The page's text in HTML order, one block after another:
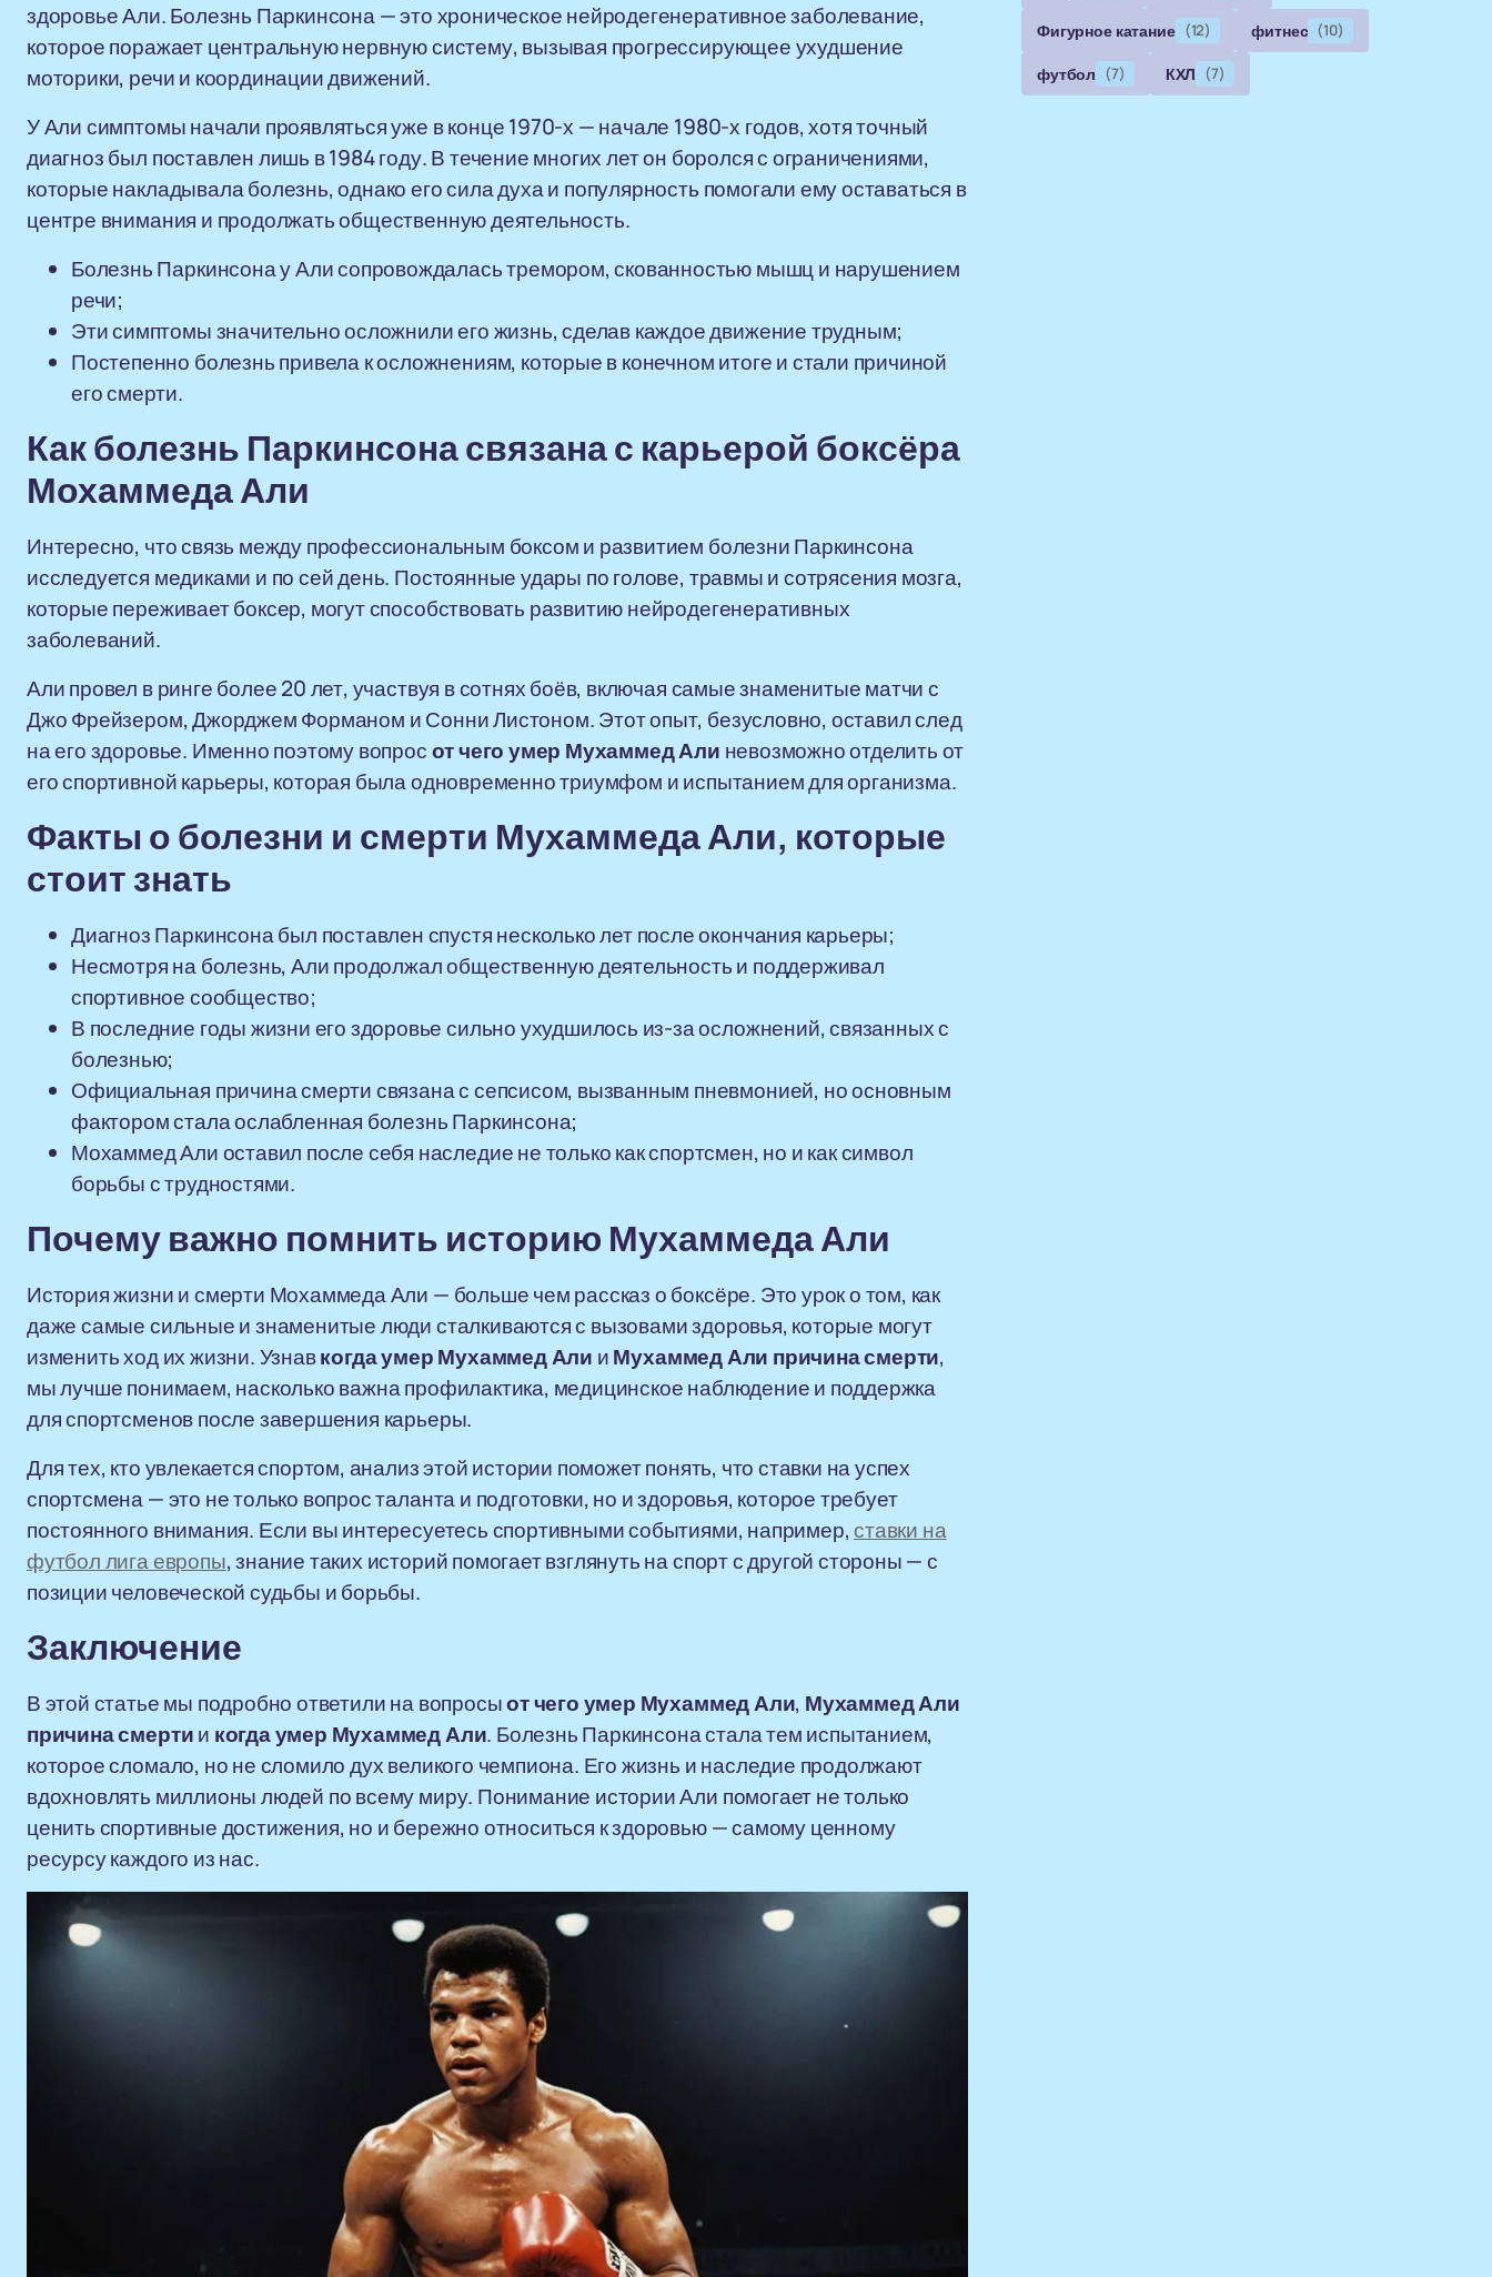
здоровье Али. Болезнь Паркинсона — это хроническое нейродегенеративное заболевание,
которое поражает центральную нервную систему, вызывая прогрессирующее ухудшение
моторики, речи и координации движений.
У Али симптомы начали проявляться уже в конце 1970-х — начале 1980-х годов, хотя точный
диагноз был поставлен лишь в 1984 году. В течение многих лет он боролся с ограничениями,
которые накладывала болезнь, однако его сила духа и популярность помогали ему оставаться в
центре внимания и продолжать общественную деятельность.
Болезнь Паркинсона у Али сопровождалась тремором, скованностью мышц и нарушением
речи;
Эти симптомы значительно осложнили его жизнь, сделав каждое движение трудным;
Постепенно болезнь привела к осложнениям, которые в конечном итоге и стали причиной
его смерти.
Как болезнь Паркинсона связана с карьерой боксёра
Мохаммеда Али
Интересно, что связь между профессиональным боксом и развитием болезни Паркинсона
исследуется медиками и по сей день. Постоянные удары по голове, травмы и сотрясения мозга,
которые переживает боксер, могут способствовать развитию нейродегенеративных
заболеваний.
Али провел в ринге более 20 лет, участвуя в сотнях боёв, включая самые знаменитые матчи с
Джо Фрейзером, Джорджем Форманом и Сонни Листоном. Этот опыт, безусловно, оставил след
на его здоровье. Именно поэтому вопросот чего умер Мухаммед Али невозможно отделить от
его спортивной карьеры, которая была одновременно триумфом и испытанием для организма.
Факты о болезни и смерти Мухаммеда Али, которые
стоит знать
Диагноз Паркинсона был поставлен спустя несколько лет после окончания карьеры;
Несмотря на болезнь, Али продолжал общественную деятельность и поддерживал
спортивное сообщество;
В последние годы жизни его здоровье сильно ухудшилось из-за осложнений, связанных с
болезнью;
Официальная причина смерти связана с сепсисом, вызванным пневмонией, но основным
фактором стала ослабленная болезнь Паркинсона;
Мохаммед Али оставил после себя наследие не только как спортсмен, но и как символ
борьбы с трудностями.
Почему важно помнить историю Мухаммеда Али
История жизни и смерти Мохаммеда Али — больше чем рассказ о боксёре. Это урок о том, как
даже самые сильные и знаменитые люди сталкиваются с вызовами здоровья, которые могут
изменить ход их жизни. Узнавкогда умер Мухаммед Али иМухаммед Али причина смерти,
мы лучше понимаем, насколько важна профилактика, медицинское наблюдение и поддержка
для спортсменов после завершения карьеры.
Для тех, кто увлекается спортом, анализ этой истории поможет понять, что ставки на успех
спортсмена — это не только вопрос таланта и подготовки, но и здоровья, которое требует
постоянного внимания. Если вы интересуетесь спортивными событиями, например,ставки на
футбол лига европы, знание таких историй помогает взглянуть на спорт с другой стороны — с
позиции человеческой судьбы и борьбы.
Заключение
В этой статье мы подробно ответили на вопросыот чего умер Мухаммед Али, Мухаммед Али
причина смертии когда умер Мухаммед Али. Болезнь Паркинсона стала тем испытанием,
которое сломало, но не сломило дух великого чемпиона. Его жизнь и наследие продолжают
вдохновлять миллионы людей по всему миру. Понимание истории Али помогает не только
ценить спортивные достижения, но и бережно относиться к здоровью — самому ценному
ресурсу каждого из нас.
Фигурное катание (12) фитнес (10)
футбол (7) КХЛ (7)